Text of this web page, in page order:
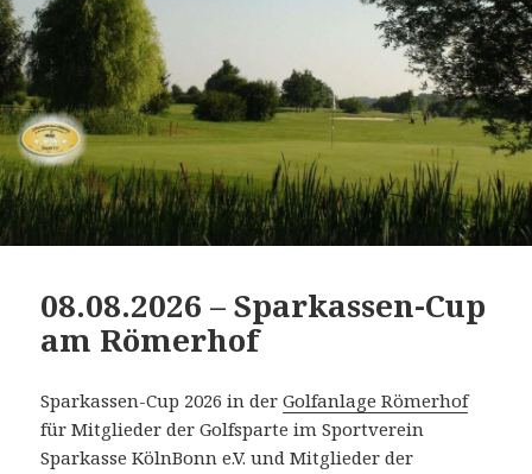
08.08.2026 – Sparkassen-Cup
am Römerhof
Sparkassen-Cup 2026 in derGolfanlage Römerhof
für Mitglieder der Golfsparte im Sportverein
Sparkasse KölnBonn e.V. und Mitglieder der